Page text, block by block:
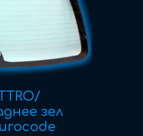
зел